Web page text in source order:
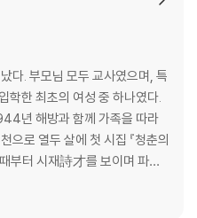
다. 부모님 모두 교사였으며, 특
학한 최초의 여성 중 하나였다.
년 해방과 함께 가족을 따라
으로 열두 살에 첫 시집 『청춘의
부터 시재詩才를 보이며 파리
내 진학을 포기하고 진로를 바
년 동생의 자살로 충격을 받은